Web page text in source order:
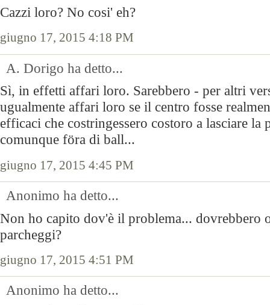
Cazzi loro? No cosi' eh?
giugno 17, 2015 4:18 PM
A. Dorigo ha detto...
Sì, in effetti affari loro. Sarebbero - per altri
ugualmente affari loro se il centro fosse
efficaci che costringessero costoro a lasciare la
comunque föra di ball...
giugno 17, 2015 4:45 PM
Anonimo ha detto...
Non ho capito dov'è il problema... dovrebbero
parcheggi?
giugno 17, 2015 4:51 PM
Anonimo ha detto...